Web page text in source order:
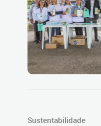
Sustentabilidade